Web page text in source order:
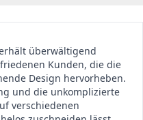
überwältigend
Kunden, die die
Design hervorheben.
und die unkomplizierte
verschiedenen